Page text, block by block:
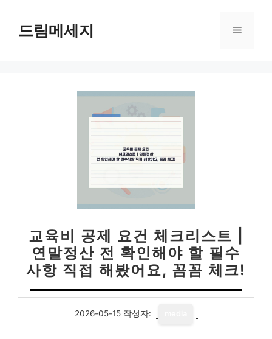
드림메세지 메
교육비 공제 요건 체크리스트 |
연말정산 전 확인해야 할 필수
사항 직접 해봤어요, 꼼꼼 체크!
2026-05-15 작성자: